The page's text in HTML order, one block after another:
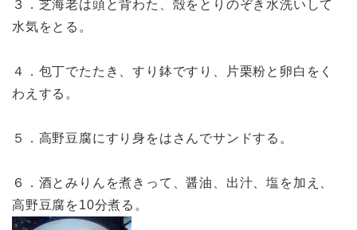
３．芝海老は頭と背わた、殻をとりのぞき水洗いして
水気をとる。
４．包丁でたたき、すり鉢ですり、片栗粉と卵白をく
わえする。
５．高野豆腐にすり身をはさんでサンドする。
６．酒とみりんを煮きって、醤油、出汁、塩を加え、
高野豆腐を10分煮る。